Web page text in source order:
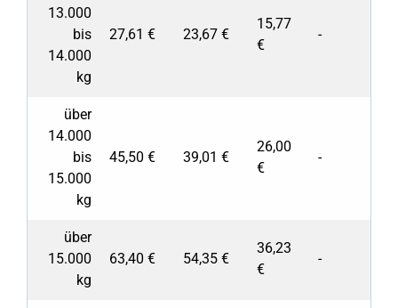
13.000
bis
14.000
kg
27,61 € 23,67 €
15,77
€
-
über
14.000
bis
15.000
kg
45,50 € 39,01 €
26,00
€
-
über
15.000
kg
63,40 € 54,35 €
36,23
€
-